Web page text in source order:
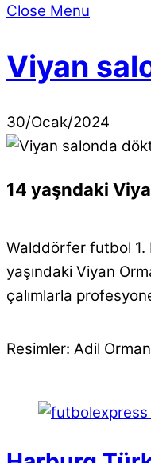
Close Menu
Viyan
30/Ocak/2024
14 yaşndaki
Walddörfer futbol 1.
yaşındaki Viyan
çalımlarla
Resimler: Adil